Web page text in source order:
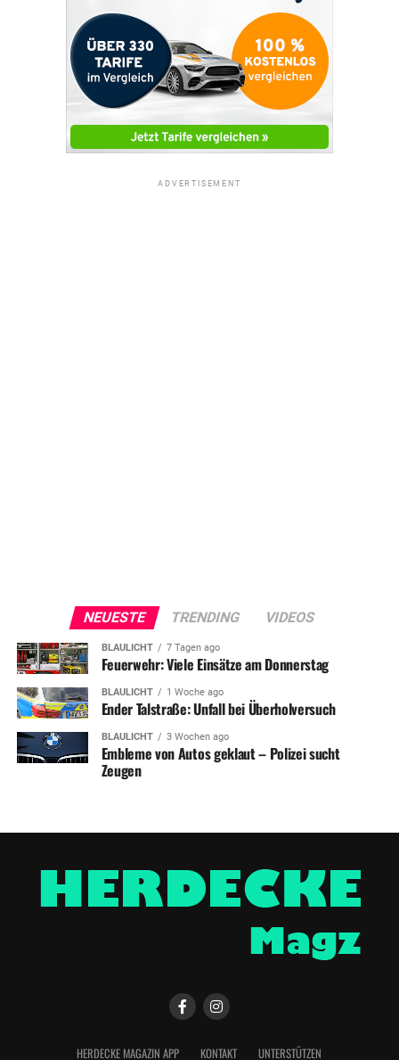
ADVERTISEMENT
NEUESTE TRENDING VIDEOS
BLAULICHT 7 Tagen ago
Feuerwehr: Viele Einsätze am Donnerstag
BLAULICHT 1 Woche ago
Ender Talstraße: Unfall bei Überholversuch
BLAULICHT 3 Wochen ago
Embleme von Autos geklaut – Polizei sucht
Zeugen
HERDECKE MAGAZIN APP KONTAKT UNTERSTÜTZEN